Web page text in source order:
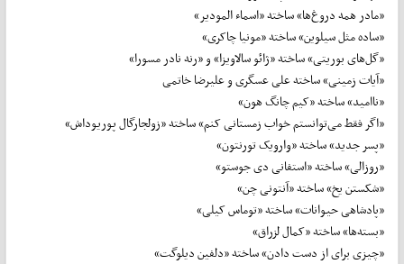
«مادر همه دروغ‌ها» ساخته «اسماء المودیر»
«ساده مثل سیلوین» ساخته «مونیا چاکری»
«گل‌های بوریتی» ساخته «ژائو سالاویزا» و «رنه نادر مسورا»
«آیات زمینی» ساخته علی عسگری و علیرضا خاتمی
«ناامید» ساخته «کیم چانگ هون»
«اگر فقط می‌توانستم خواب زمستانی کنم» ساخته «زولجارگال پوریوداش»
«پسر جدید» ساخته «وارویک تورنتون»
«روزالی» ساخته «استفانی دی جوستو»
«شکستن یخ» ساخته «آنتونی چن»
«پادشاهی حیوانات» ساخته «توماس کیلی»
«بسته‌ها» ساخته «کمال لزراق»
«چیزی برای از دست دادن» ساخته «دلفین دیلوگت»